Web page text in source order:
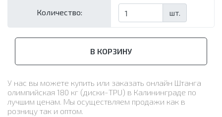
Количество: шт.
В КОРЗИНУ
У нас вы можете купить или заказать онлайн Штанга
олимпийская 180 кг (диски-TPU) в Калининграде по
лучшим ценам. Мы осуществляем продажи как в
розницу так и оптом.